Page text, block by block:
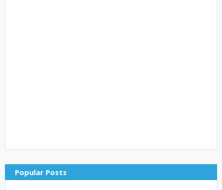
Popular Posts